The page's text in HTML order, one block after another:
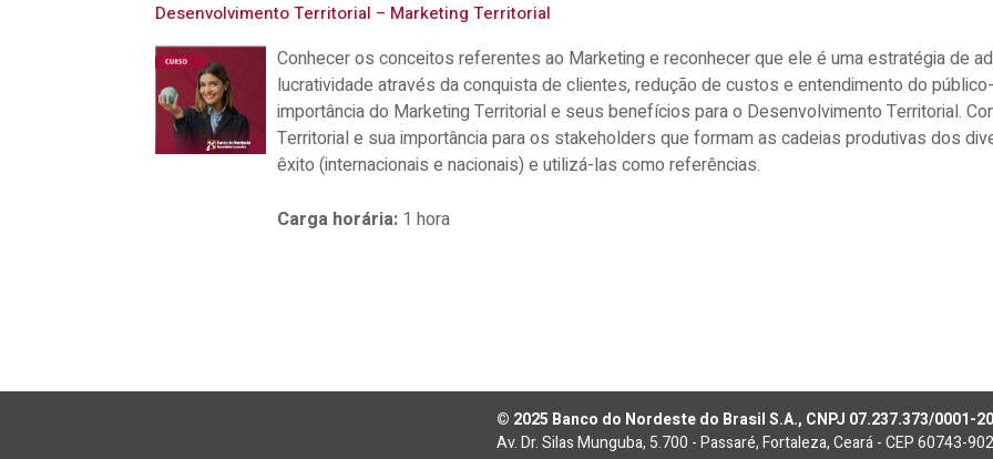
Desenvolvimento Territorial – Marketing Territorial
Conhecer os conceitos referentes ao Marketing e reconhecer que ele é uma estratégia de
lucratividade através da conquista de clientes, redução de custos e entendimento do
importância do Marketing Territorial e seus benefícios para o Desenvolvimento Territorial.
Territorial e sua importância para os stakeholders que formam as cadeias produtivas dos
êxito (internacionais e nacionais) e utilizá-las como referências.
Carga horária: 1 hora
© 2025 Banco do Nordeste do Brasil S.A., CNPJ 07.237.373/0001-20
Av. Dr. Silas Munguba, 5.700 - Passaré, Fortaleza, Ceará - CEP 60743-902